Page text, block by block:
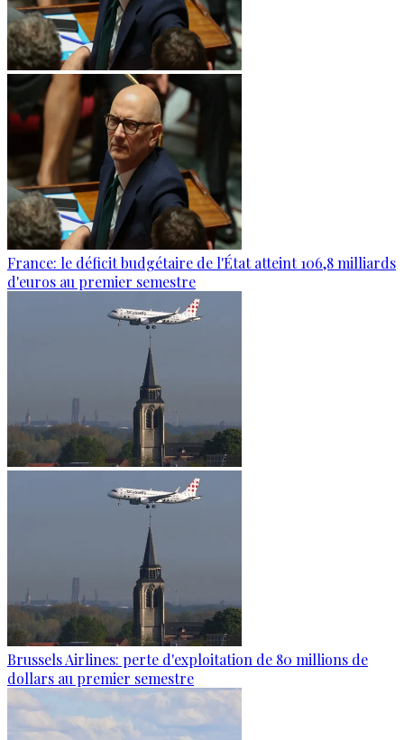
France: le déficit budgétaire de l'État atteint 106,8 milliards
d'euros au premier semestre
Brussels Airlines: perte d'exploitation de 80 millions de
dollars au premier semestre